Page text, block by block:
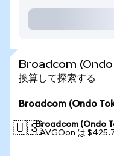
Broadcom (Ondo
換算して探索する
Broadcom (Ondo
🇺🇸Broadcom (Ondo
1 AVGOon は